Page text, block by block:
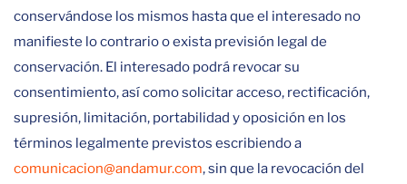
conservándose los mismos hasta que el interesado no
manifieste lo contrario o exista previsión legal de
conservación. El interesado podrá revocar su
consentimiento, así como solicitar acceso, rectificación,
supresión, limitación, portabilidad y oposición en los
términos legalmente previstos escribiendo a
comunicacion@andamur.com, sin que la revocación del